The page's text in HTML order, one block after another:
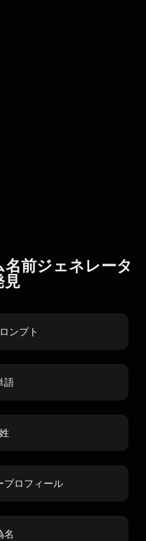
前ジェネレータ
見
ンプト
語
姓
プロフィール
名